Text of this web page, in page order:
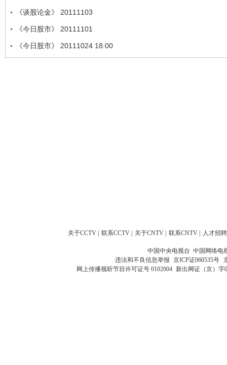
《谈股论金》 20111103
《今日股市》 20111101
《今日股市》 20111024 18:00
关于CCTV 联系CCTV 关于CNTV 联系CNTV 人才招聘
中国中央电视台 中国网络电
违法和不良信息举报 京ICP证060535号
网上传播视听节目许可证号 0102004 新出网证（京）